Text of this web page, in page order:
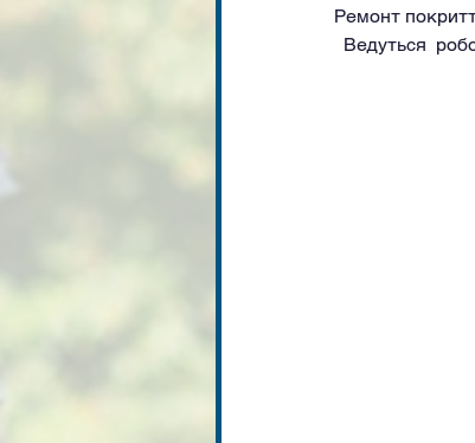
Ремонт
Ведуться